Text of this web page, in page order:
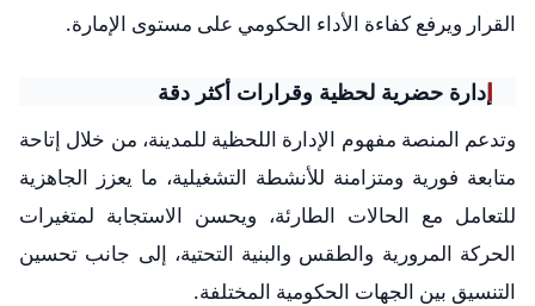
القرار ويرفع كفاءة الأداء الحكومي على مستوى الإمارة.
إدارة حضرية لحظية وقرارات أكثر دقة
وتدعم المنصة مفهوم الإدارة اللحظية للمدينة، من خلال إتاحة
متابعة فورية ومتزامنة للأنشطة التشغيلية، ما يعزز الجاهزية
للتعامل مع الحالات الطارئة، ويحسن الاستجابة لمتغيرات
الحركة المرورية والطقس والبنية التحتية، إلى جانب تحسين
التنسيق بين الجهات الحكومية المختلفة.